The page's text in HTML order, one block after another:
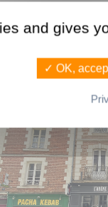
and gives
✓ OK,